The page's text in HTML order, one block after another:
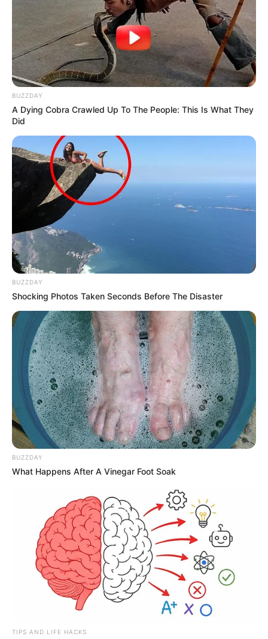
Ακολουθήστε το evianews.com στοGoogle
News
ΤΑ ΠΙΟ ΔΗΜΟΦΙΛΗ
BUZZDAY
A Dying Cobra Crawled Up To The People: This Is What They
Did
BUZZDAY
Shocking Photos Taken Seconds Before The Disaster
BUZZDAY
What Happens After A Vinegar Foot Soak
TIPS AND LIFE HACKS